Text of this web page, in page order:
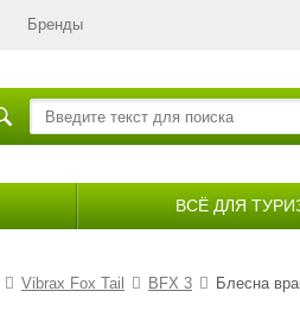
Бренды
ВСЁ ДЛЯ
Vibrax Fox Tail BFX 3 Блесна